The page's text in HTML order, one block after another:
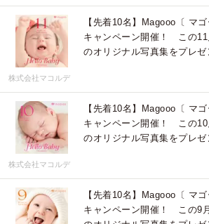
【先着10名】Magooo〔 マ
キャンペーン開催！ この11
のオリジナル写真集をプレゼ
株式会社マコルデ
【先着10名】Magooo〔 マ
キャンペーン開催！ この10
のオリジナル写真集をプレゼ
株式会社マコルデ
【先着10名】Magooo〔 マ
キャンペーン開催！ この9